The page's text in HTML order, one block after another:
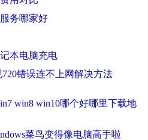
务哪家好
本电脑充电
错误连不上网解决方法
win8 win10哪个好哪里下载地
菜鸟变得像电脑高手啦